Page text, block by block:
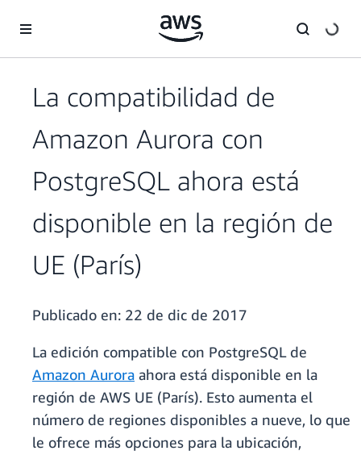
La compatibilidad de
Amazon Aurora con
PostgreSQL ahora está
disponible en la región de
UE (París)
Publicado en: 22 de dic de 2017
La edición compatible con PostgreSQL de
Amazon Aurora ahora está disponible en la
región de AWS UE (París). Esto aumenta el
número de regiones disponibles a nueve, lo que
le ofrece más opciones para la ubicación,